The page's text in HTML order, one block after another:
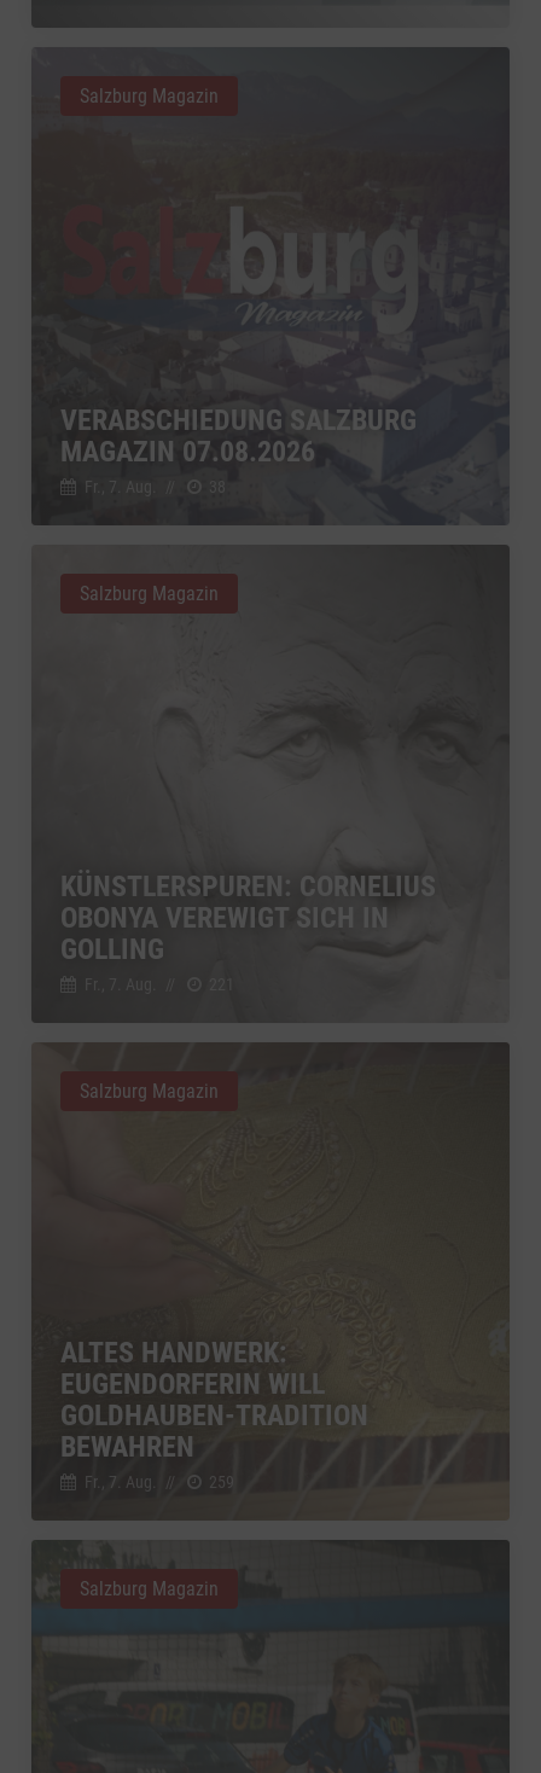
VERABSCHIEDUNG SALZBURG
MAGAZIN 07.08.2026
Fr., 7. Aug. 38
Salzburg Magazin
KÜNSTLERSPUREN: CORNELIUS
OBONYA VEREWIGT SICH IN
GOLLING
Salzburg Magazin
ALTES HANDWERK:
EUGENDORFERIN WILL
GOLDHAUBEN-TRADITION
BEWAHREN
Fr., 7. Aug. // 259
Salzburg Magazin
Salzburg Magazin